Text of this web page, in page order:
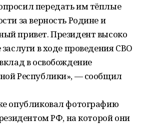
передать им тёплые
за верность Родине и
привет. Президент высоко
в ходе проведения СВО
в освобождение
Республики», — сообщил
опубликовал фотографию
РФ, на которой они